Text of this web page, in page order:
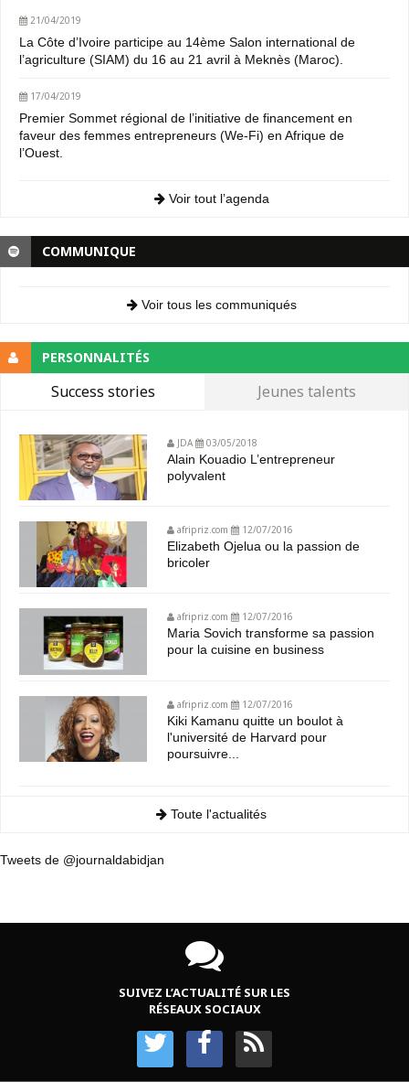
21/04/2019
La Côte d’Ivoire participe au 14ème Salon international de
l’agriculture (SIAM) du 16 au 21 avril à Meknès (Maroc).
17/04/2019
Premier Sommet régional de l’initiative de financement en
faveur des femmes entrepreneurs (We-Fi) en Afrique de
l’Ouest.
Voir tout l’agenda
COMMUNIQUE
Voir tous les communiqués
PERSONNALITÉS
Success stories Jeunes talents
JDA 03/05/2018
Alain Kouadio L’entrepreneur
polyvalent
afripriz.com 12/07/2016
Elizabeth Ojelua ou la passion de
bricoler
afripriz.com 12/07/2016
Maria Sovich transforme sa passion
pour la cuisine en business
afripriz.com 12/07/2016
Kiki Kamanu quitte un boulot à
l'université de Harvard pour
poursuivre...
Toute l'actualités
Tweets de @journaldabidjan
SUIVEZ L’ACTUALITÉ SUR LES
RÉSEAUX SOCIAUX